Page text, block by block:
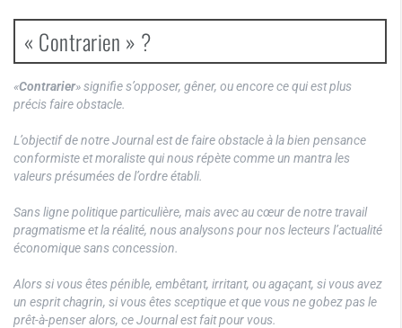
« Contrarien » ?
«Contrarier» signifie s’opposer, gêner, ou encore ce qui est plus
précis faire obstacle.
L’objectif de notre Journal est de faire obstacle à la bien pensance
conformiste et moraliste qui nous répète comme un mantra les
valeurs présumées de l’ordre établi.
Sans ligne politique particulière, mais avec au cœur de notre travail
pragmatisme et la réalité, nous analysons pour nos lecteurs l’actualité
économique sans concession.
Alors si vous êtes pénible, embêtant, irritant, ou agaçant, si vous avez
un esprit chagrin, si vous êtes sceptique et que vous ne gobez pas le
prêt-à-penser alors, ce Journal est fait pour vous.